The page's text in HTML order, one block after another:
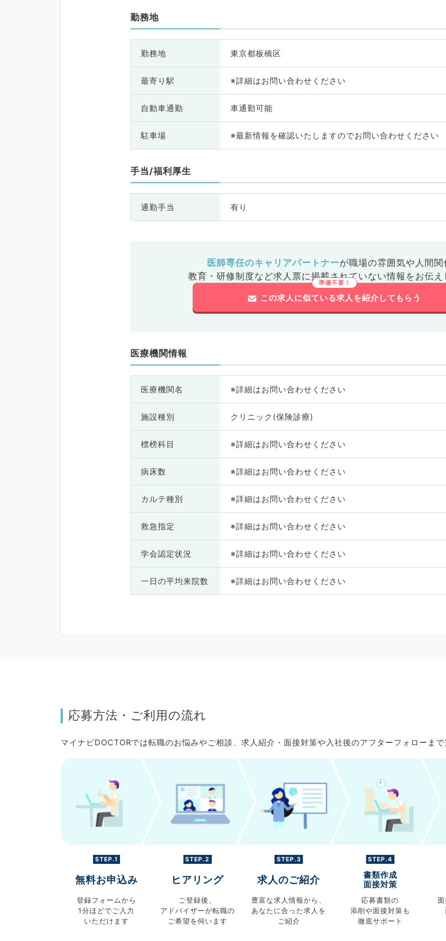
勤務地
勤務地 東京都板橋区
最寄り駅 ※詳細はお問い合わせください
自動車通勤 車通勤可能
駐車場 ※最新情報を確認いたしますのでお問い合わせください
手当/福利厚生
通勤手当 有り
医師専任のキャリアパートナーが職場の雰囲気や人間関
教育・研修制度など求人票に掲載されていない情報をお伝え
この求人に似ている求人を紹介してもらう
医療機関情報
医療機関名 ※詳細はお問い合わせください
施設種別 クリニック(保険診療)
標榜科目 ※詳細はお問い合わせください
病床数 ※詳細はお問い合わせください
カルテ種別 ※詳細はお問い合わせください
救急指定 ※詳細はお問い合わせください
学会認定状況 ※詳細はお問い合わせください
一日の平均来院数 ※詳細はお問い合わせください
応募方法・ご利用の流れ
マイナビDOCTORでは転職のお悩みやご相談、求人紹介・面接対策や入社後のアフターフォローま
STEP.1
無料お申込み
登録フォームから
1分ほどでご入力
いただけます
STEP.2
ヒアリング
ご登録後、
アドバイザーが転職の
ご希望を伺います
STEP.3
求人のご紹介
豊富な求人情報から、
あなたに合った求人を
ご紹介
STEP.4
書類作成
面接対策
応募書類の
添削や面接対策も
徹底サポート